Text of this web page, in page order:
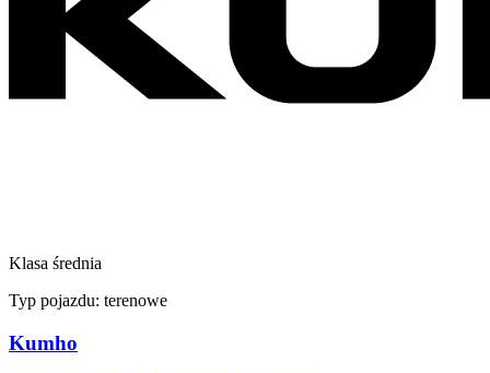
Klasa średnia
Typ pojazdu: terenowe
Kumho